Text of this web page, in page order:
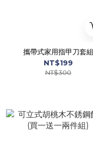
攜帶式家用指甲刀套組
NT$199
NT$300